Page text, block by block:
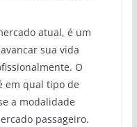
atual, é um
sua vida
O
em qual tipo de
a modalidade
passageiro.